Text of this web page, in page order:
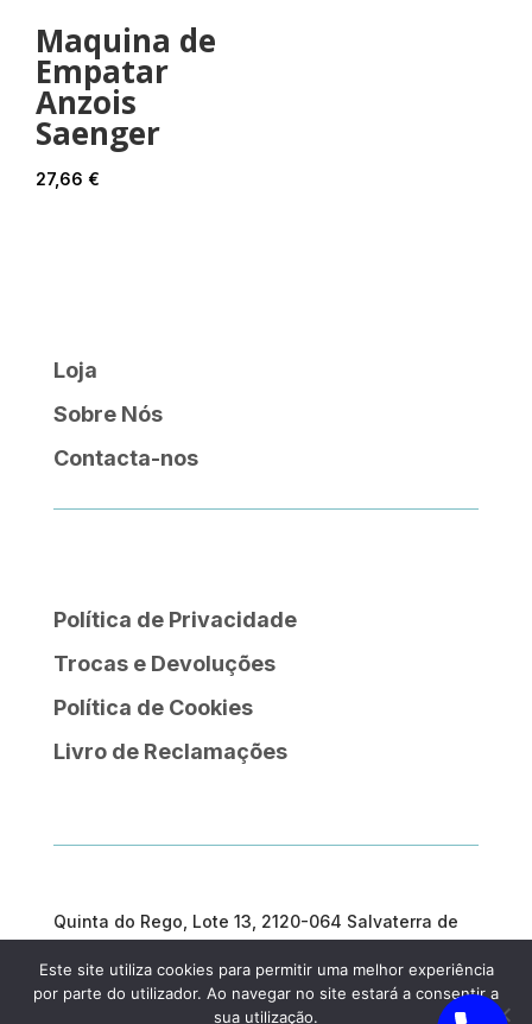
Maquina de
Empatar
Anzois
Saenger
27,66 €
Loja
Sobre Nós
Contacta-nos
Política de Privacidade
Trocas e Devoluções
Política de Cookies
Livro de Reclamações
Quinta do Rego, Lote 13, 2120-064 Salvaterra de
geral@prosargosteam.com
Este site utiliza cookies para permitir uma melhor experiência
por parte do utilizador. Ao navegar no site estará a consentir a
sua utilização.